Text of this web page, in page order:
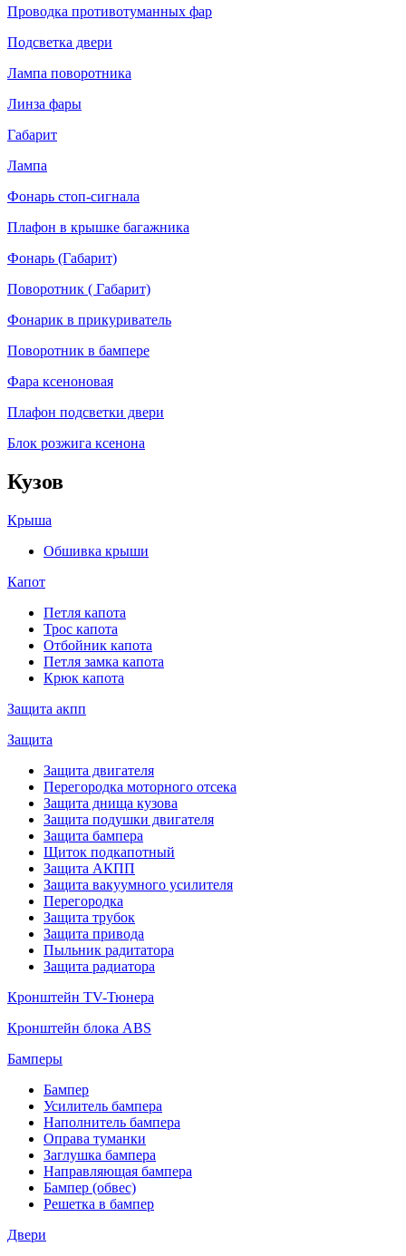
Проводка противотуманных фар
Подсветка двери
Лампа поворотника
Линза фары
Габарит
Лампа
Фонарь стоп-сигнала
Плафон в крышке багажника
Фонарь (Габарит)
Поворотник ( Габарит)
Фонарик в прикуриватель
Поворотник в бампере
Фара ксеноновая
Плафон подсветки двери
Блок розжига ксенона
Кузов
Крыша
Обшивка крыши
Капот
Петля капота
Трос капота
Отбойник капота
Петля замка капота
Крюк капота
Защита акпп
Защита
Защита двигателя
Перегородка моторного отсека
Защита днища кузова
Защита подушки двигателя
Защита бампера
Щиток подкапотный
Защита АКПП
Защита вакуумного усилителя
Перегородка
Защита трубок
Защита привода
Пыльник радитатора
Защита радиатора
Кронштейн TV-Тюнера
Кронштейн блока ABS
Бамперы
Бампер
Усилитель бампера
Наполнитель бампера
Оправа туманки
Заглушка бампера
Направляющая бампера
Бампер (обвес)
Решетка в бампер
Двери